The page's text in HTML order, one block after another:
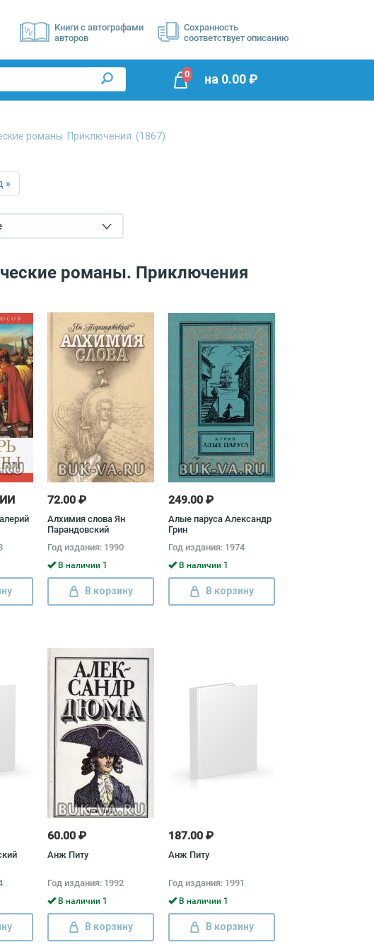
Книги с автографами
авторов
Сохранность
соответствует описанию
0 на 0.00₽
романы. Приключения (1867)
»
романы. Приключения
72.00 ₽
Алхимия слова Ян
Парандовский
Год издания: 1990
В наличии 1
В корзину
249.00 ₽
Алые паруса Александр
Грин
Год издания: 1974
В наличии 1
В корзину
60.00 ₽
Анж Питу
Год издания: 1992
В наличии 1
В корзину
187.00 ₽
Анж Питу
Год издания: 1991
В наличии 1
В корзину